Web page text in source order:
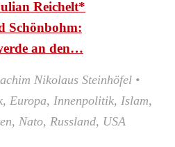
Reichelt*
Schönbohm:
an den…
Nikolaus Steinhöfel •
, Europa, Innenpolitik, Islam,
, Nato, Russland, USA